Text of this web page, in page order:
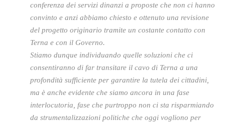
conferenza dei servizi dinanzi a proposte che non ci hanno
convinto e anzi abbiamo chiesto e ottenuto una revisione
del progetto originario tramite un costante contatto con
Terna e con il Governo.
Stiamo dunque individuando quelle soluzioni che ci
consentiranno di far transitare il cavo di Terna a una
profondità sufficiente per garantire la tutela dei cittadini,
ma è anche evidente che siamo ancora in una fase
interlocutoria, fase che purtroppo non ci sta risparmiando
da strumentalizzazioni politiche che oggi vogliono per